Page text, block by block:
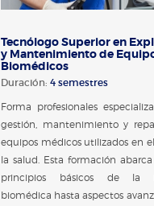
Tecnólogo Superior en
y Mantenimiento de
Biomédicos
Duración: 4 semestres
Forma profesionales
gestión, mantenimiento y
equipos médicos utilizados en
la salud. Esta formación
principios básicos de la
biomédica hasta aspectos